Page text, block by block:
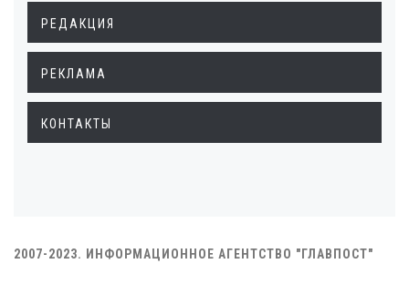
РЕДАКЦИЯ
РЕКЛАМА
КОНТАКТЫ
2007-2023. ИНФОРМАЦИОННОЕ АГЕНТСТВО "ГЛАВПОСТ"